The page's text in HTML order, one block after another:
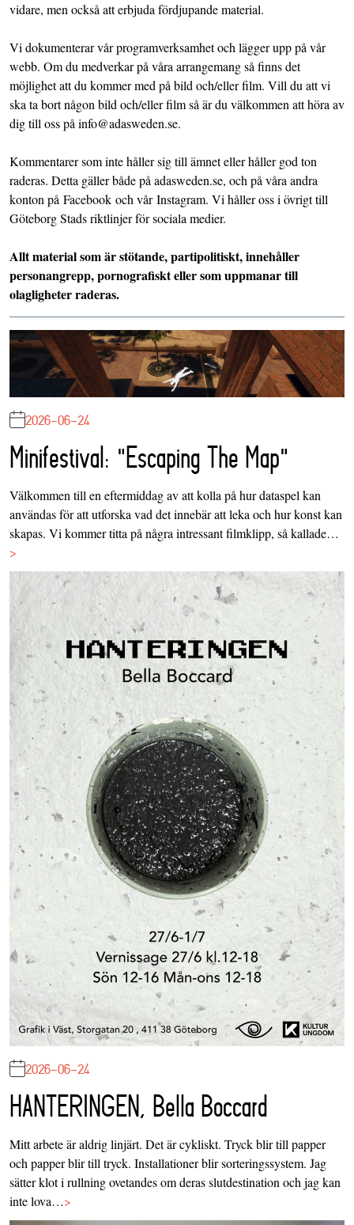
vidare, men också att erbjuda fördjupande material.
Vi dokumenterar vår programverksamhet och lägger upp på vår
webb. Om du medverkar på våra arrangemang så finns det
möjlighet att du kommer med på bild och/eller film. Vill du att vi
ska ta bort någon bild och/eller film så är du välkommen att höra av
dig till oss på info@adasweden.se.
Kommentarer som inte håller sig till ämnet eller håller god ton
raderas. Detta gäller både på adasweden.se, och på våra andra
konton på Facebook och vårInstagram. Vi håller oss i övrigt till
Göteborg Stads riktlinjer för sociala medier.
Allt material som är stötande, partipolitiskt, innehåller
personangrepp, pornografiskt eller som uppmanar till
olagligheter raderas.
2026-06-24
Minifestival: "Escaping The Map"
Välkommen till en eftermiddag av att kolla på hur dataspel kan
användas för att utforska vad det innebär att leka och hur konst kan
skapas. Vi kommer titta på några intressant filmklipp, så kallade…
>
2026-06-24
HANTERINGEN, Bella Boccard
Mitt arbete är aldrig linjärt. Det är cykliskt. Tryck blir till papper
och papper blir till tryck. Installationer blir sorteringssystem. Jag
sätter klot i rullning ovetandes om deras slutdestination och jag kan
inte lova…>